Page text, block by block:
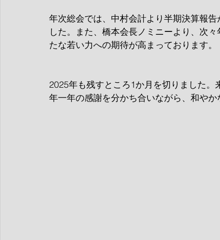
年次総会では、中村会計より半期決算報
した。また、橋本会長ノミニーより、次
たな若い力への期待が高まっております。
2025年も残すところ1か月を切りました
年一年の感謝を分かち合いながら、和や